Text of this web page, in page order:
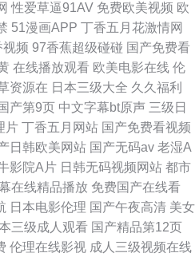
性爱草逼91AV 免费欧美视频 欧
51漫画APP 丁香五月花激情网
视频 97香蕉超级碰碰 国产免费看
在线播放观看 欧美电影在线 伦
资源在 日本三级大全 久久福利
产第9页 中文字幕bt原声 三级日
片 丁香五月网站 国产免费看视频
日韩欧美网站 国产无码av 老湿A
影院A片 日韩无码视频网站 都市
在线精品播放 免费国产在线看
日本电影伦理 国产午夜高清 美女
三级成人观看 国产精品第12页
伦理在线影视 成人三级视频在线